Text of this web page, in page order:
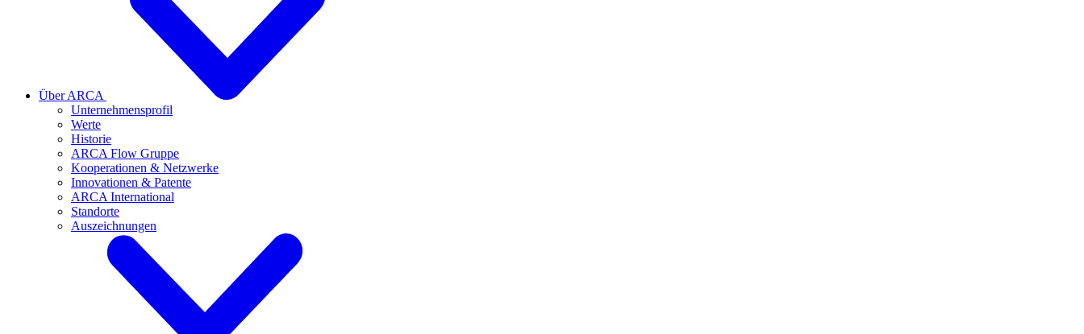
Über ARCA
Unternehmensprofil
Werte
Historie
ARCA Flow Gruppe
Kooperationen & Netzwerke
Innovationen & Patente
ARCA International
Standorte
Auszeichnungen